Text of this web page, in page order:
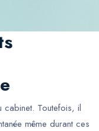
cabinet. Toutefois, il
même durant ces